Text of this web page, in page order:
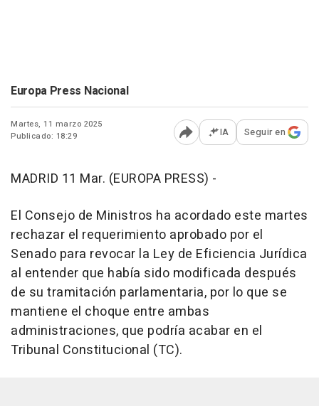
Europa Press Nacional
Martes, 11 marzo 2025
Publicado: 18:29
Abrir opciones para
IA Seguir en
MADRID 11 Mar. (EUROPA PRESS) -
El Consejo de Ministros ha acordado este martes
rechazar el requerimiento aprobado por el
Senado para revocar la Ley de Eficiencia Jurídica
al entender que había sido modificada después
de su tramitación parlamentaria, por lo que se
mantiene el choque entre ambas
administraciones, que podría acabar en el
Tribunal Constitucional (TC).